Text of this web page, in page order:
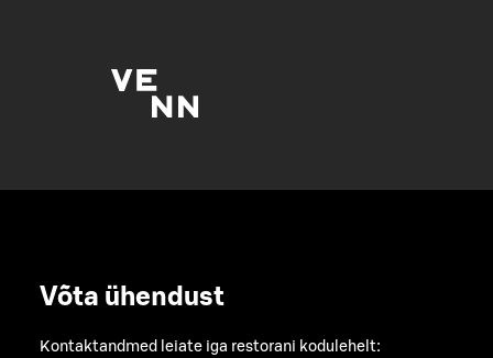
Võta ühendust
Kontaktandmed leiate iga restorani kodulehelt: